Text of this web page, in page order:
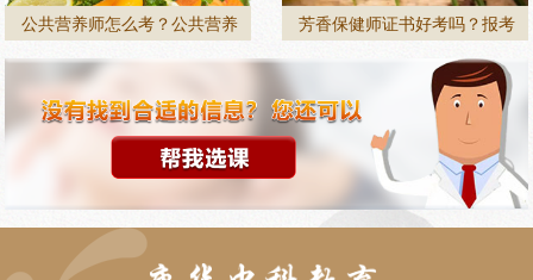
公共营养师怎么考？公共营养 芳香保健师证书好考吗？报考